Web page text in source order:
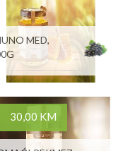
MED,
30,00 KM